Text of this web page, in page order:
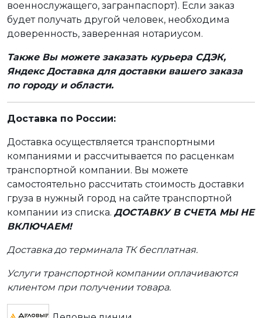
военнослужащего, загранпаспорт). Если заказ
будет получать другой человек, необходима
доверенность, заверенная нотариусом.
Также Вы можете заказать курьера СДЭК,
Яндекс Доставка для доставки вашего заказа
по городу и области.
Доставка по России:
Доставка осуществляется транспортными
компаниями и рассчитывается по расценкам
транспортной компании. Вы можете
самостоятельно рассчитать стоимость доставки
груза в нужный город на сайте транспортной
компании из списка. ДОСТАВКУ В СЧЕТА МЫ НЕ
ВКЛЮЧАЕМ!
Доставка до терминала ТК бесплатная.
Услуги транспортной компании оплачиваются
клиентом при получении товара.